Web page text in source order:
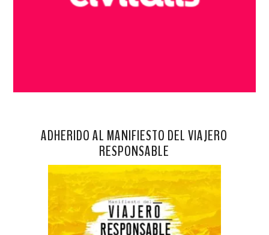
ADHERIDO AL MANIFIESTO DEL VIAJERO
RESPONSABLE